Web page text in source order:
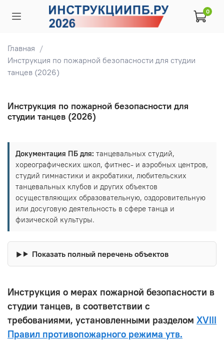
0
Главная
Инструкция по пожарной безопасности для студии
танцев (2026)
Инструкция по пожарной безопасности для
студии танцев (2026)
Документация ПБ для: танцевальных студий,
хореографических школ, фитнес- и аэробных центров,
студий гимнастики и акробатики, любительских
танцевальных клубов и других объектов
осуществляющих образовательную, оздоровительную
или досуговую деятельность в сфере танца и
физической культуры.
Показать полный перечень объектов
Инструкция о мерах пожарной безопасности в
студии танцев, в соответствии с
требованиями, установленными разделом XVIII
Правил противопожарного режима утв.